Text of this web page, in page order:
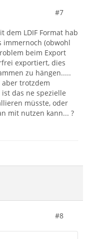
#7
dem LDIF Format hab
immernoch (obwohl
beim Export
exportiert, dies
zu hängen.....
trotzdem
das ne spezielle
müsste, oder
mit nutzen kann... ?
#8